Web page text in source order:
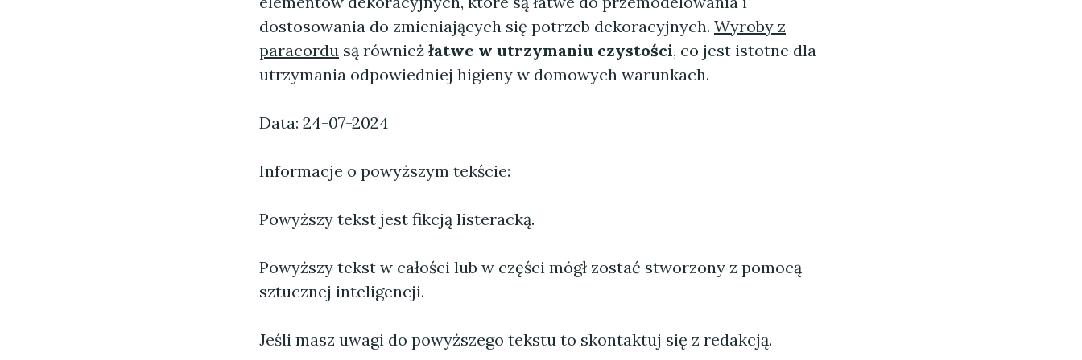
dostosowania do zmieniających się potrzeb dekoracyjnych. Wyroby z
paracordu są również łatwe w utrzymaniu czystości, co jest istotne dla
utrzymania odpowiedniej higieny w domowych warunkach.
Data: 24-07-2024
Informacje o powyższym tekście:
Powyższy tekst jest fikcją listeracką.
Powyższy tekst w całości lub w części mógł zostać stworzony z pomocą
sztucznej inteligencji.
Jeśli masz uwagi do powyższego tekstu to skontaktuj się z redakcją.